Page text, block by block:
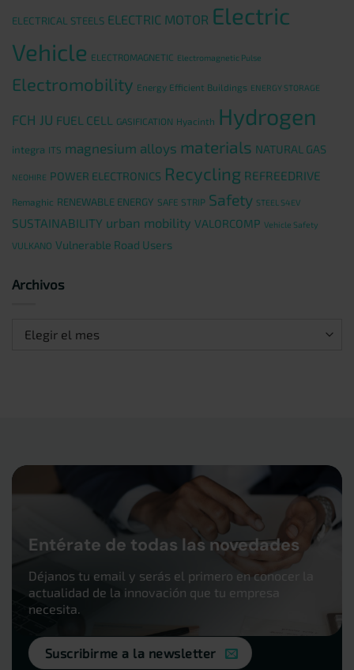
ELECTRICAL STEELS ELECTRIC MOTOR Electric
Vehicle ELECTROMAGNETIC Electromagnetic Pulse
Electromobility Energy Efficient Buildings ENERGY STORAGE
FCH JU FUEL CELL GASIFICATION Hyacinth Hydrogen
integra ITS magnesium alloys materials NATURAL GAS
NEOHIRE POWER ELECTRONICS Recycling REFREEDRIVE
Remaghic RENEWABLE ENERGY SAFE STRIP Safety STEEL S4EV
SUSTAINABILITY urban mobility VALORCOMP Vehicle Safety
VULKANO Vulnerable Road Users
Archivos
Archivos
Entérate de todas las novedades
Déjanos tu email y serás el primero en conocer la
actualidad de la innovación que tu empresa
necesita.
Suscribirme a la newsletter